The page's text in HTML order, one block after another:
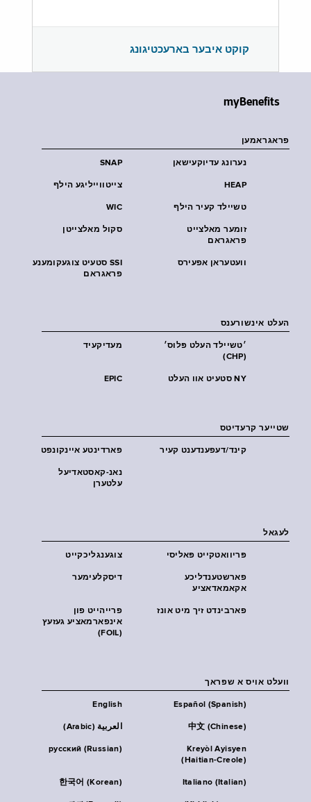
קוקט איבער בארעכטיגונג
myBenefits
פראגראמען
SNAP נערונג עדיוקעישאן
צייטווייליגע הילף HEAP
WIC טשיילד קעיר הילף
סקול מאלצייטן
זומער מאלצייט
פראגראם
SSI סטעיט צוגעקומענע
פראגראם
וועטעראן אפעירס
העלט אינשורענס
מעדיקעיד
׳טשיילד העלט פּלוס׳
(CHP)
EPIC NY סטעיט אוו העלט
שטייער קרעדיטס
פארדינטע איינקונפט קינד/דעפענדענט קעיר
נאנ-קאסטאדיעל
עלטערן
לעגאל
צוגענגליכקייט פּריוואטקייט פּאליסי
דיסקלעימער
פארשטענדליכע
אקאמאדאציע
פרייהייט פון
אינפארמאציע געזעץ
(FOIL)
פארבינדט זיך מיט אונז
וועלט אויס א שפראך
English Español (Spanish)
العربية (Arabic) 中文 (Chinese)
русский (Russian)
Kreyòl Ayisyen
(Haitian-Creole)
한국어 (Korean) Italiano (Italian)